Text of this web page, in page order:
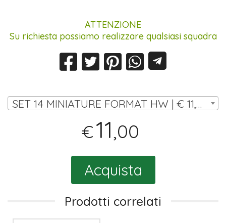
ATTENZIONE
Su richiesta possiamo realizzare qualsiasi squadra
SET 14 MINIATURE FORMAT HW | € 11,00
€11,00
Acquista
Prodotti correlati